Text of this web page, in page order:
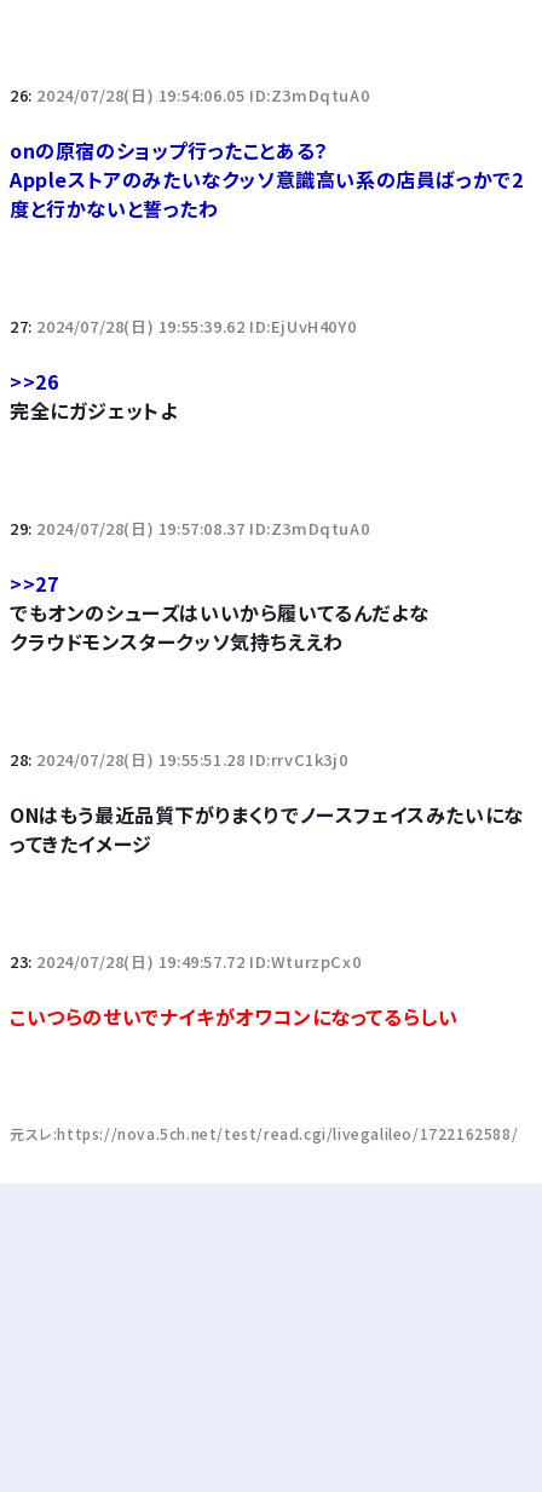
26: 2024/07/28(日) 19:54:06.05 ID:Z3mDqtuA0
onの原宿のショップ行ったことある？
Appleストアのみたいなクッソ意識高い系の店員ばっかで2
度と行かないと誓ったわ
27: 2024/07/28(日) 19:55:39.62 ID:EjUvH40Y0
>>26
完全にガジェットよ
29: 2024/07/28(日) 19:57:08.37 ID:Z3mDqtuA0
>>27
でもオンのシューズはいいから履いてるんだよな
クラウドモンスタークッソ気持ちええわ
28: 2024/07/28(日) 19:55:51.28 ID:rrvC1k3j0
ONはもう最近品質下がりまくりでノースフェイスみたいにな
ってきたイメージ
23: 2024/07/28(日) 19:49:57.72 ID:WturzpCx0
こいつらのせいでナイキがオワコンになってるらしい
元スレ:https://nova.5ch.net/test/read.cgi/livegalileo/1722162588/